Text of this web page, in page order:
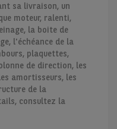
sa livraison, un
moteur, ralenti,
la boite de
l'échéance de la
plaquettes,
de direction, les
amortisseurs, les
de la
consultez la